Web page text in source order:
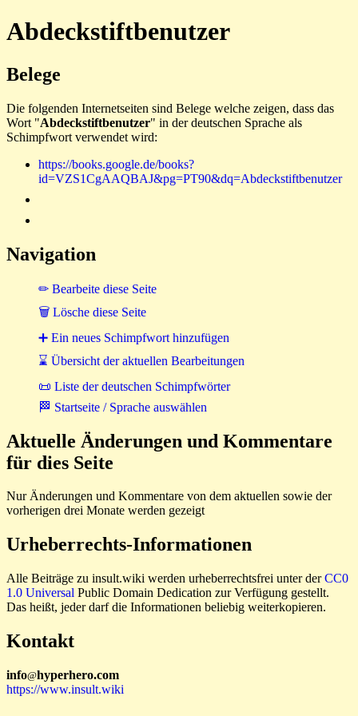
Abdeckstiftbenutzer
Belege
Die folgenden Internetseiten sind Belege welche zeigen, dass das
Wort "Abdeckstiftbenutzer" in der deutschen Sprache als
Schimpfwort verwendet wird:
https://books.google.de/books?
id=VZS1CgAAQBAJ&pg=PT90&dq=Abdeckstiftbenutzer
Navigation
✏ Bearbeite diese Seite
🗑 Lösche diese Seite
➕ Ein neues Schimpfwort hinzufügen
⌛ Übersicht der aktuellen Bearbeitungen
📜 Liste der deutschen Schimpfwörter
🏁 Startseite / Sprache auswählen
Aktuelle Änderungen und Kommentare
für dies Seite
Nur Änderungen und Kommentare von dem aktuellen sowie der
vorherigen drei Monate werden gezeigt
Urheberrechts-Informationen
Alle Beiträge zu insult.wiki werden urheberrechtsfrei unter derCC0
1.0 Universal Public Domain Dedication zur Verfügung gestellt.
Das heißt, jeder darf die Informationen beliebig weiterkopieren.
Kontakt
info@hyperhero.com
https://www.insult.wiki